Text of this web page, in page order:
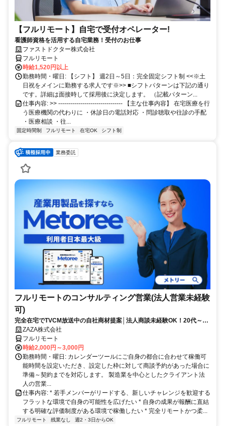
【フルリモート】自宅で受付オペレーター!
看護師資格を活用する自宅業務！受付のお仕事
ファストドクター株式会社
フルリモート
時給1,520円以上
勤務時間・曜日: 【シフト】 週2日～5日：完全固定シフト制 <<※土
日祝をメインに勤務する求人です※>> ■シフトパターンは下記の通り
です。詳細は面接時して採用後に決定します。 （記載パターン...
仕事内容: >> -------------------------------- 【主な仕事内容】 在宅医療を行
う医療機関の代わりに ・休診日の電話対応 ・問診聴取や往診の手配
・医療相談 ・往...
固定時間制 フルリモート 在宅OK シフト制
業務委託
フルリモートのコンサルティング営業(法人営業未経験
可)
完全在宅でTVCM放送中の自社商材提案│法人商談未経験OK！20代～活
躍中◎顧客課題を解決する提案経験が積める環境
ZAZA株式会社
フルリモート
時給2,000円～3,000円
勤務時間・曜日: カレンダーツールにご自身の都合に合わせて稼働可
能時間を設定いただき、設定した枠に対して商談予約があった場合に
準備～契約までを対応します。 製造業を中心としたクライアント法
人の営業...
仕事内容: * 若手メンバーがリードする、新しいチャレンジを歓迎する
フラットな環境で自身の可能性を広げたい * 自身の成果が報酬に直結
する明確な評価制度がある環境で稼働したい * 完全リモートかつ柔...
フルリモート 残業なし 週2・3日からOK